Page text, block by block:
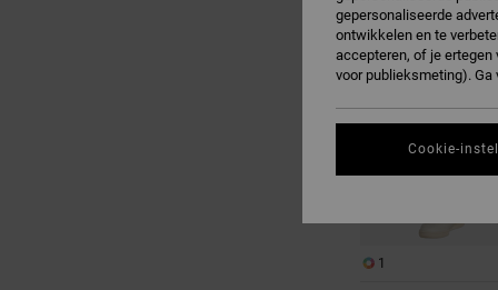
1
gepersonaliseerde
ontwikkelen en te
accepteren, of je
voor publieksmeting). Ga
Cookie-